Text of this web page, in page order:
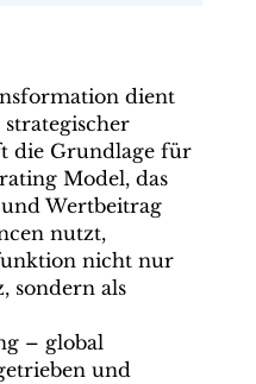
dient
die Grundlage für
Model, das
Wertbeitrag
nutzt,
nicht nur
sondern als
– global
und